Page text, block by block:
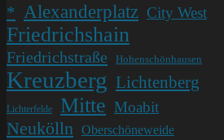
* Alexanderplatz City West
Friedrichshain
Friedrichstraße Hohenschönhausen
Kreuzberg Lichtenberg
Lichterfelde Mitte Moabit
Neukölln Oberschöneweide